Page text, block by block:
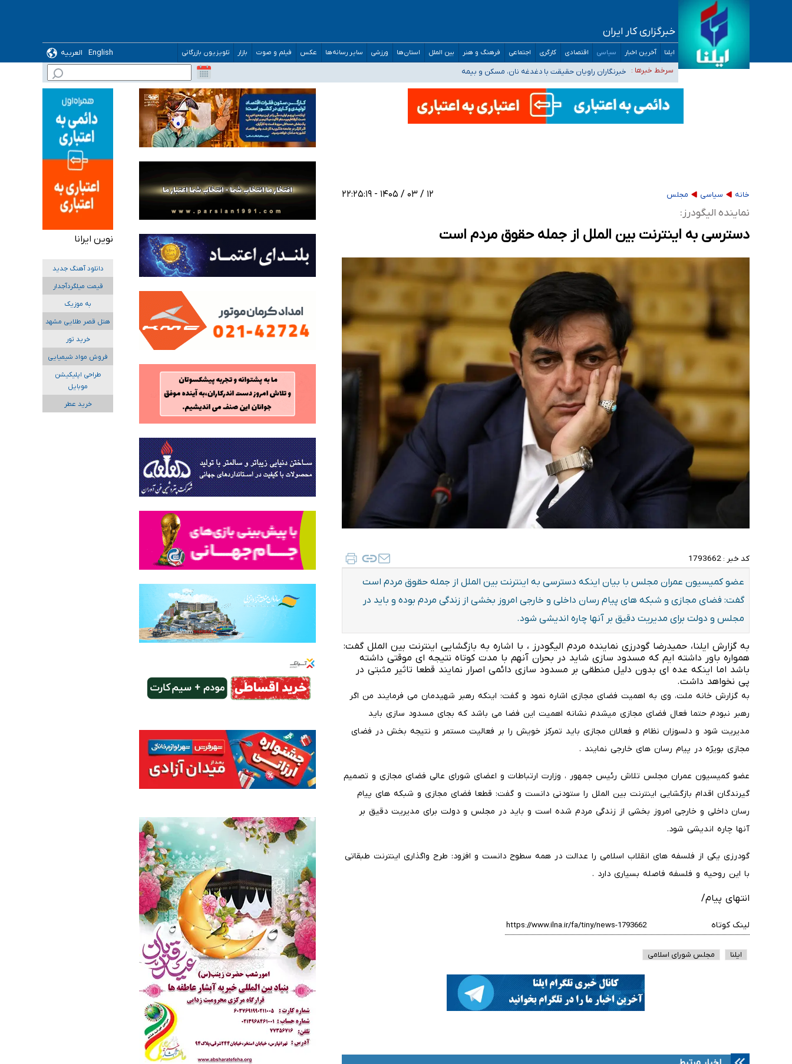
خبرگزاری کار ایران
ایلنا آخرین اخبار سیاسی اقتصادی کارگری اجتماعی فرهنگ و هنر بین الملل استان‌ها ورزشی سایر رسانه‌ها عکس فیلم و صوت بازار تلویزیون بازرگانی English
العربیه
سرخط خبرها :
تعویق آزمون ورودی دکترای تخصصی فرماندهی صحنه عملیات و دکترای تخصصی جغرافیای نظامی دافوس آجا
خبرنگاران راویان حقیقت با دغدغه نان، مسکن و بیمه
هیچ پرستاری بازداشت یا اخراج نشده است/ از رئیس جمهور خواستیم ورود کند
ثبت‌نام بخش عمده دانش‌آموزان مدارس ایرانی امارات در کشور/ درباره محصلان باقی‌مانده در دبی متناسب با شرایط جدید تصمیم‌گیری می‌شود
خانه سیاسی مجلس ۱۲ / ۰۳ / ۱۴۰۵ - ۲۲:۲۵:۱۹
نماینده الیگودرز:
دسترسی به اینترنت بین الملل از جمله حقوق مردم است
کد خبر : 1793662
عضو کمیسیون عمران مجلس با بیان اینکه دسترسی به اینترنت بین الملل از جمله حقوق مردم است
گفت: فضای مجازی و شبکه های پیام رسان داخلی و خارجی امروز بخشی از زندگی مردم بوده و باید در
مجلس و دولت برای مدیریت دقیق بر آنها چاره اندیشی شود.
به گزارش ایلنا، حمیدرضا گودرزی نماینده مردم الیگودرز ، با اشاره به بازگشایی اینترنت بین الملل گفت:
همواره باور داشته ایم که مسدود سازی شاید در بحران آنهم با مدت کوتاه نتیجه ای موقتی داشته
باشد اما اینکه عده ای بدون دلیل منطقی بر مسدود سازی دائمی اصرار نمایند قطعا تاثیر مثبتی در
پی نخواهد داشت.
به گزارش خانه ملت، وی به اهمیت فضای مجازی اشاره نمود و گفت: اینکه رهبر شهیدمان می فرمایند من اگر
رهبر نبودم حتما فعال فضای مجازی میشدم نشانه اهمیت این فضا می باشد که بجای مسدود سازی باید
مدیریت شود و دلسوزان نظام و فعالان مجازی باید تمرکز خویش را بر فعالیت مستمر و نتیجه بخش در فضای
مجازی بویژه در پیام رسان های خارجی نمایند .
عضو کمیسیون عمران مجلس تلاش رئیس جمهور ، وزارت ارتباطات و اعضای شورای عالی فضای مجازی و تصمیم
گیرندگان اقدام بازگشایی اینترنت بین الملل را ستودنی دانست و گفت: قطعا فضای مجازی و شبکه های پیام
رسان داخلی و خارجی امروز بخشی از زندگی مردم شده است و باید در مجلس و دولت برای مدیریت دقیق بر
آنها چاره اندیشی شود.
گودرزی یکی از فلسفه های انقلاب اسلامی را عدالت در همه سطوح دانست و افزود: طرح واگذاری اینترنت طبقاتی
با این روحیه و فلسفه فاصله بسیاری دارد .
انتهای پیام/
لینک کوتاه
ایلنا مجلس شورای اسلامی
نوین ایرانا
دانلود آهنگ جدید
قیمت میلگردآجدار
به موزیک
هتل قصر طلایی مشهد
خرید تور
فروش مواد شیمیایی
طراحی اپلیکیشن
موبایل
خرید عطر